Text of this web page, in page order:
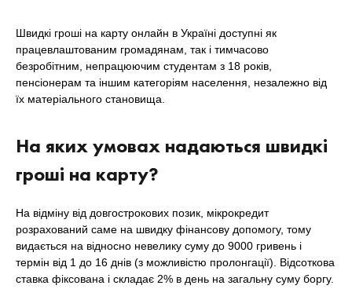
Швидкі гроші на карту онлайн в Україні доступні як
працевлаштованим громадянам, так і тимчасово
безробітним, непрацюючим студентам з 18 років,
пенсіонерам та іншим категоріям населення, незалежно від
їх матеріального становища.
На яких умовах надаються швидкі
гроші на карту?
На відміну від довгострокових позик, мікрокредит
розрахований саме на швидку фінансову допомогу, тому
видається на відносно невелику суму до 9000 гривень і
термін від 1 до 16 днів (з можливістю пролонгації). Відсоткова
ставка фіксована і складає 2% в день на загальну суму боргу.